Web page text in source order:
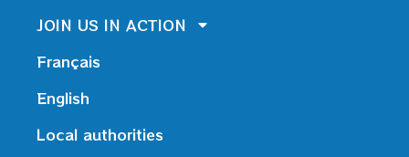
JOIN US IN ACTION
Français
English
Local authorities